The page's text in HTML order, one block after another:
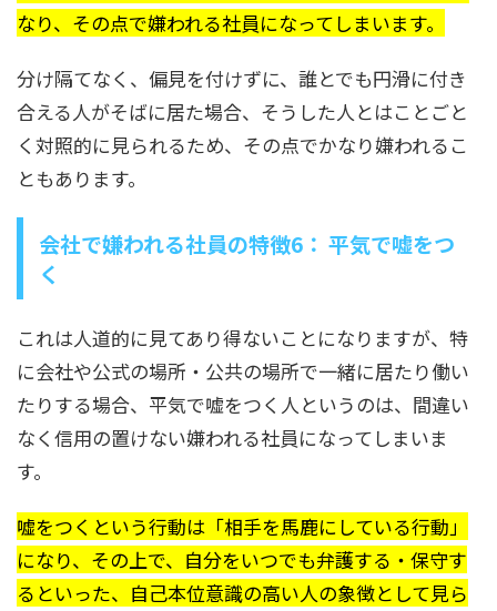
なり、その点で嫌われる社員になってしまいます。
分け隔てなく、偏見を付けずに、誰とでも円滑に付き
合える人がそばに居た場合、そうした人とはことごと
く対照的に見られるため、その点でかなり嫌われるこ
ともあります。
会社で嫌われる社員の特徴6： 平気で嘘をつ
く
これは人道的に見てあり得ないことになりますが、特
に会社や公式の場所・公共の場所で一緒に居たり働い
たりする場合、平気で嘘をつく人というのは、間違い
なく信用の置けない嫌われる社員になってしまいま
す。
嘘をつくという行動は「相手を馬鹿にしている行動」
になり、その上で、自分をいつでも弁護する・保守す
るといった、自己本位意識の高い人の象徴として見ら